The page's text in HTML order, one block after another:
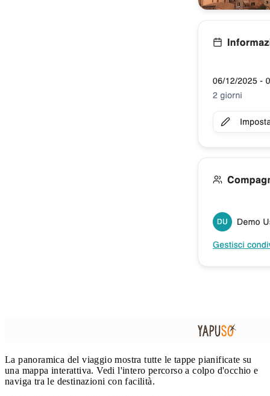
La panoramica del viaggio mostra tutte le tappe pianificate su
una mappa interattiva. Vedi l'intero percorso a colpo d'occhio e
naviga tra le destinazioni con facilità.